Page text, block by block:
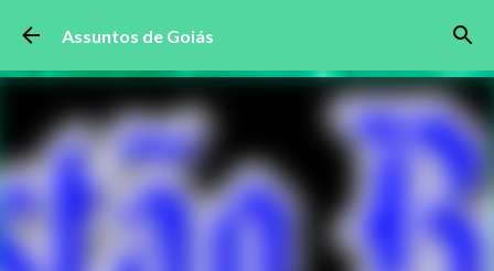
Pular para o conteúdo principal
Assuntos de Goiás